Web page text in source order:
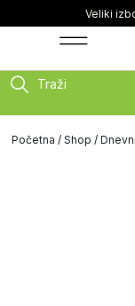
Veliki
Traži
Početna / Shop /